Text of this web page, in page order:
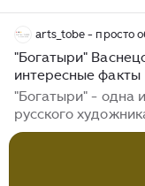
arts_tobe - просто
"Богатыри"
интересные факты
"Богатыри" - одна
русского
он работал около